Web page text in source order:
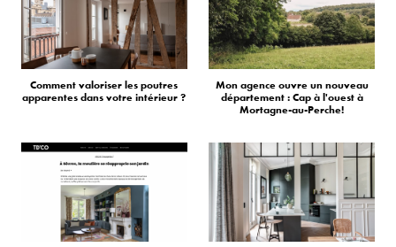
Comment valoriser les poutres
apparentes dans votre intérieur ?
Mon agence ouvre un nouveau
département : Cap à l'ouest à
Mortagne-au-Perche!